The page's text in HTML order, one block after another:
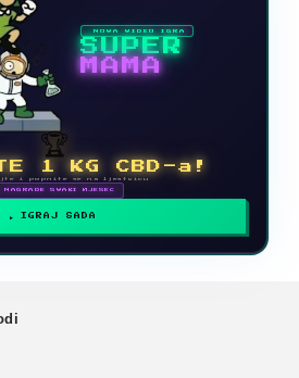
NOVA VIDEO IGRA
SUPER
MAMA
🏆
1 KG CBD-a!
i popnite se na ljestvicu
NAGRADE SVAKI MJESEC
IGRAJ SADA